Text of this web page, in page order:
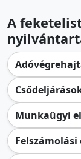
A
Munkaügyi